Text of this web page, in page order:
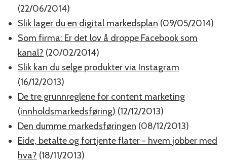
(22/06/2014)
Slik lager du en digital markedsplan (09/05/2014)
Som firma: Er det lov å droppe Facebook som
kanal? (20/02/2014)
Slik kan du selge produkter via Instagram
(16/12/2013)
De tre grunnreglene for content marketing
(innholdsmarkedsføring) (12/12/2013)
Den dumme markedsføringen (08/12/2013)
Eide, betalte og fortjente flater - hvem jobber med
hva? (18/11/2013)